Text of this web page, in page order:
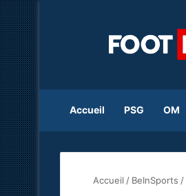
Accueil PSG OM
Accueil / BeInSports /